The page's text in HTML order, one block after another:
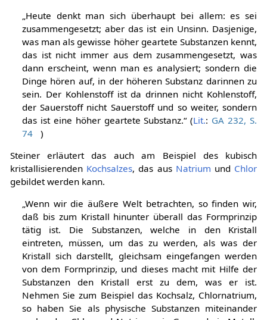
„Heute denkt man sich überhaupt bei allem: es sei
zusammengesetzt; aber das ist ein Unsinn. Dasjenige,
was man als gewisse höher geartete Substanzen kennt,
das ist nicht immer aus dem zusammengesetzt, was
dann erscheint, wenn man es analysiert; sondern die
Dinge hören auf, in der höheren Substanz darinnen zu
sein. Der Kohlenstoff ist da drinnen nicht Kohlenstoff,
der Sauerstoff nicht Sauerstoff und so weiter, sondern
das ist eine höher geartete Substanz.“ (Lit.: GA 232, S.
74
)
Steiner erläutert das auch am Beispiel des kubisch
kristallisierenden Kochsalzes, das aus Natrium und Chlor
gebildet werden kann.
„Wenn wir die äußere Welt betrachten, so finden wir,
daß bis zum Kristall hinunter überall das Formprinzip
tätig ist. Die Substanzen, welche in den Kristall
eintreten, müssen, um das zu werden, als was der
Kristall sich darstellt, gleichsam eingefangen werden
von dem Formprinzip, und dieses macht mit Hilfe der
Substanzen den Kristall erst zu dem, was er ist.
Nehmen Sie zum Beispiel das Kochsalz, Chlornatrium,
so haben Sie als physische Substanzen miteinander